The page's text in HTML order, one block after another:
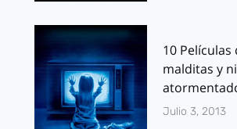
10 Películas
malditas y
Julio 3, 2013